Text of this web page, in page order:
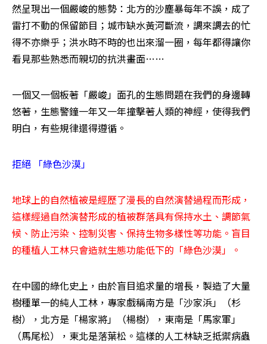
然呈現出一個嚴峻的態勢：北方的沙塵暴每年不誤，成了
雷打不動的保留節目；城市缺水黃河斷流，調來調去的忙
得不亦樂乎；洪水時不時的也出來溜一圈，每年都得讓你
看見那些熟悉而親切的抗洪畫面……
一個又一個板著「嚴峻」面孔的生態問題在我們的身邊轉
悠著，生態警鐘一年又一年撞擊著人類的神經，使得我們
明白，有些規律還得遵循。
拒絕 「綠色沙漠」
地球上的自然植被是經歷了漫長的自然演替過程而形成，
這樣經過自然演替形成的植被群落具有保持水土、調節氣
候、防止污染、控制災害、保持生物多樣性等功能。盲目
的種植人工林只會造就生態功能低下的「綠色沙漠」。
在中國的綠化史上，由於盲目追求量的增長，製造了大量
樹種單一的純人工林，專家戲稱南方是「沙家浜」（杉
樹），北方是「楊家將」（楊樹），東南是「馬家軍」
（馬尾松），東北是落葉松。這樣的人工林缺乏抵禦病蟲